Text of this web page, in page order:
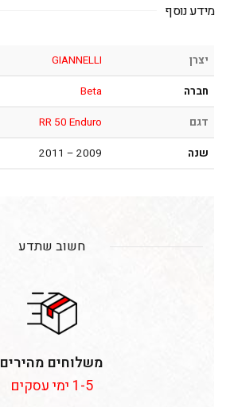
מידע נוסף
יצרן
GIANNELLI
חברה
Beta
דגם
RR 50 Enduro
שנה
2009 – 2011
חשוב שתדע
משלוחים מהירים
1-5 ימי עסקים